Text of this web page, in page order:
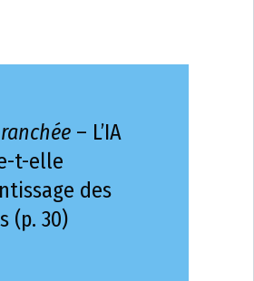
– L’IA
t-elle
des
(p. 30)